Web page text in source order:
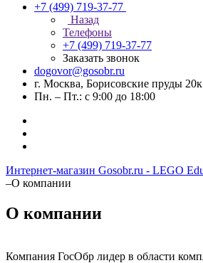
+7 (499) 719-37-77
Назад
Телефоны
+7 (499) 719-37-77
Заказать звонок
dogovor@gosobr.ru
г. Москва, Борисовские пруды
Пн. – Пт.: с 9:00 до 18:00
Интернет-магазин Gosobr.ru - LEGO
–О компании
О компании
Компания ГосОбр лидер в области